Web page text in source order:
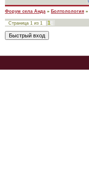
Форум села Анда » Болтолология »
Страница 1 из 1 1